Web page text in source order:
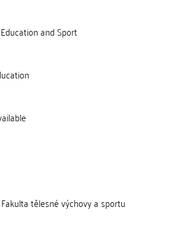
and Sport
tělesné výchovy a sportu